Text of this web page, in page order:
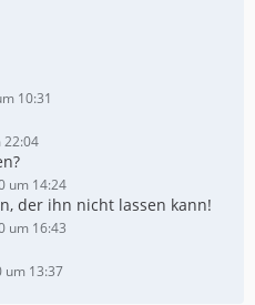
10:31
22:04
um 14:24
der ihn nicht lassen kann!
um 16:43
um 13:37